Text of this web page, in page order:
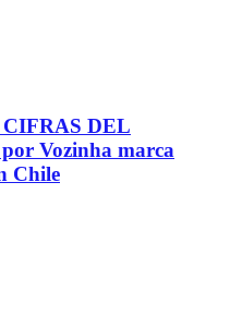
CIFRAS DEL
Vozinha marca
Chile